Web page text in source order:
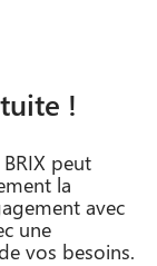
!
peut
la
avec
une
vos besoins.